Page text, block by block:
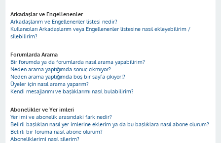
Arkadaşlar ve Engellenenler
Arkadaşlarım ve Engellenenler listesi nedir?
Kullanıcıları Arkadaşlarım veya Engellenenler listesine nasıl ekleyebilirim /
silebilirim?
Forumlarda Arama
Bir forumda ya da forumlarda nasıl arama yapabilirim?
Neden arama yaptığımda sonuç çıkmıyor?
Neden arama yaptığımda boş bir sayfa çıkıyor!?
Üyeler için nasıl arama yaparım?
Kendi mesajlarımı ve başlıklarımı nasıl bulabilirim?
Abonelikler ve Yer imleri
Yer imi ve abonelik arasındaki fark nedir?
Belirli başlıkları nasıl yer imlerine eklerim ya da bu başlıklara nasıl abone olurum?
Belirli bir foruma nasıl abone olurum?
Aboneliklerimi nasıl silerim?